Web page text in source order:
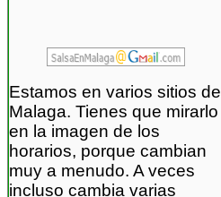
Estamos en varios sitios de
Malaga. Tienes que mirarlo
en la imagen de los
horarios, porque cambian
muy a menudo. A veces
incluso cambia varias